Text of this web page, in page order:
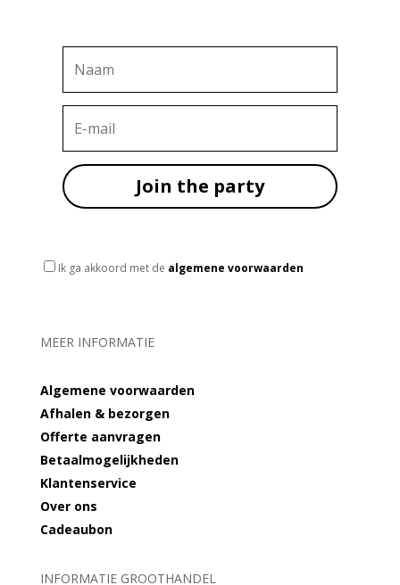
Join the party
Ik ga akkoord met de algemene voorwaarden
MEER INFORMATIE
Algemene voorwaarden
Afhalen & bezorgen
Offerte aanvragen
Betaalmogelijkheden
Klantenservice
Over ons
Cadeaubon
INFORMATIE GROOTHANDEL